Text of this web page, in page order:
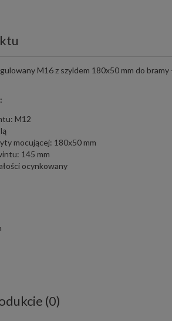
M16 z szyldem 180x50 mm do
M12
mocującej: 180x50 mm
145 mm
ocynkowany
(0)